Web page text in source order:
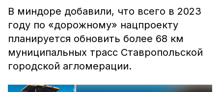
В миндоре добавили, что всего в 2023
году по «дорожному» нацпроекту
планируется обновить более 68 км
муниципальных трасс Ставропольской
городской агломерации.